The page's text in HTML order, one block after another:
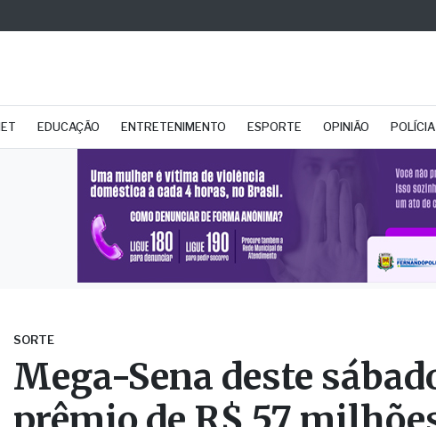
EDUCAÇÃO ENTRETENIMENTO ESPORTE OPINIÃO POLÍCIA
Mega-Sena deste